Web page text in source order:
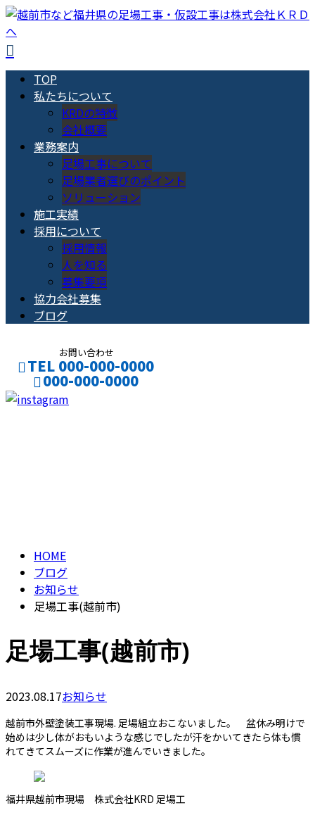
TOP
私たちについて
KRDの特徴
会社概要
業務案内
足場工事について
足場業者選びのポイント
ソリューション
施工実績
採用について
採用情報
人を知る
募集要項
協力会社募集
ブログ
お問い合わせ
TEL 000-000-0000
000-000-0000
HOME
ブログ
お知らせ
足場工事(越前市)
足場工事(越前市)
2023.08.17お知らせ
越前市外壁塗装工事現場. 足場組立おこないました。 盆休み明けで
始めは少し体がおもいような感じでしたが汗をかいてきたら体も慣
れてきてスムーズに作業が進んでいきました。
福井県越前市現場 株式会社KRD 足場工